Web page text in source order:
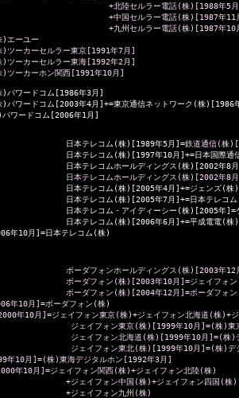
+北陸セルラー電話(株)[1988年5月
+中国セルラー電話(株)[1987年11
+九州セルラー電話(株)[1987年10
エーユー
ーカーセルラー東京[1991年7月]
ーカーセルラー東海[1992年2月]
ワードコム[1986年3月]
ワードコム[2003年4月]+=東京通信ネットワーク(株)[1986
ワードコム[2006年1月]
日本テレコム(株)[1989年5月]=
鉄道通信(株
日本テレコム(株)[1997年10月]+=日本国際通
日本テレコムホールディングス(株)[2002年8月
日本テレコムホールディングス(株)[2002年8
日本テレコム(株)[2005年4月]+=ジェンズ(株)
日本テレコム(株)[2005年7月]+=日本テレコム
日本テレコム・アイディーシー(株)[2005年
日本テレコム(株)[2006年6月]+=平成電電(株
年10月]=日本テレコム(株)
ボーダフォンホールディングス(株)[2003年12
ボーダフォン(株)[2003年10月]=ジェイフォン
ボーダフォン(株)[2004年12月]=ボーダフォン(
年10月]=ボーダフォン(株)
年10月]=ジェイフォン東京(株)+ジェイフォン北海道(株)+
ジェイフォン東京(株)[1999年10月]=(株)東
ジェイフォン北海道(株)[1999年10月]=(株)
ジェイフォン東北(株)[1999年10月]=(株)デ
10月]=(株)東海デジタルホン[1992年3月]
年10月]=ジェイフォン関西(株)+ジェイフォン北陸(株)
+ジェイフォン中国(株)+ジェイフォン四国(株)
+ジェイフォン九州(株)